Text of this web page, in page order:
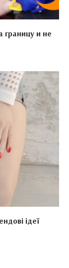
границу и не
ідеї